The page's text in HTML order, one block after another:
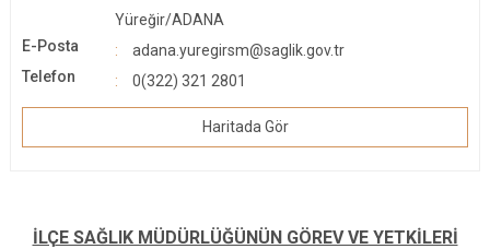
Pozantı
Yüreğir/ADANA
E-Posta
adana.yuregirsm@saglik.gov.tr
Telefon
0(322) 321 2801
Haritada Gör
İLÇE SAĞLIK MÜDÜRLÜĞÜNÜN GÖREV VE YETKİLERİ